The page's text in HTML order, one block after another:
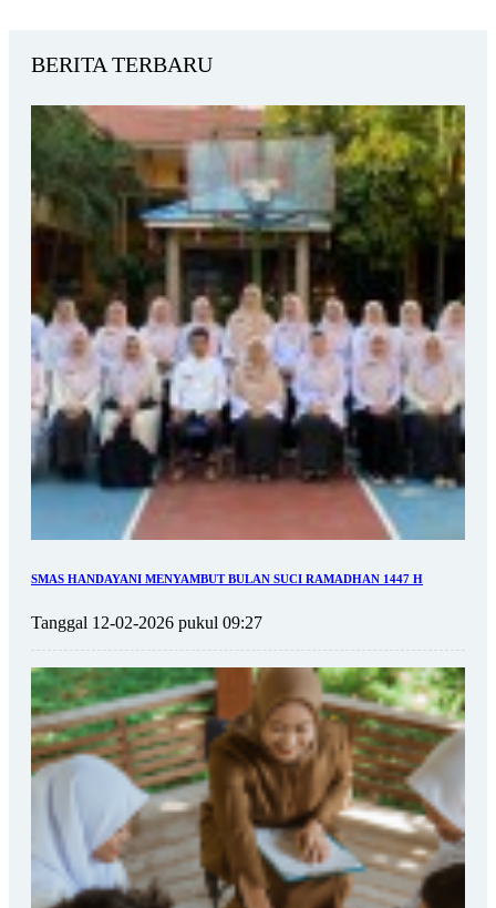
BERITA TERBARU
SMAS HANDAYANI MENYAMBUT BULAN SUCI RAMADHAN 1447 H
Tanggal 12-02-2026 pukul 09:27